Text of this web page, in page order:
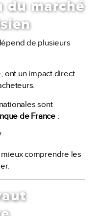
du marché
de plusieurs
ont un impact direct
sont
de France:
comprendre les